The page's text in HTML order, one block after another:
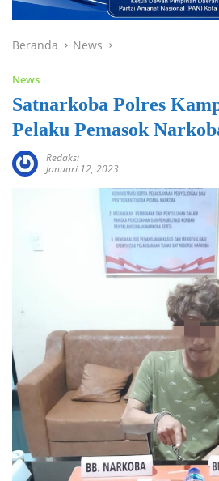
Beranda News
News
Satnarkoba Polres
Pelaku Pemasok
Redaksi
Januari 12, 2023